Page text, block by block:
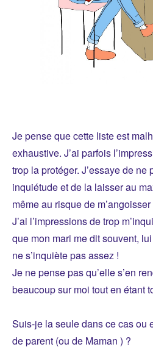
Je pense que cette liste est
exhaustive. J’ai parfois
trop la protéger. J’essaye de ne
inquiétude et de la laisser au
même au risque de
J’ai l’impressions de trop
que mon mari me dit souvent,
ne s’inquiète pas assez !
Je ne pense pas qu’elle s’en
beaucoup sur moi tout en étant
Suis-je la seule dans ce cas ou
de parent (ou de Maman ) ?